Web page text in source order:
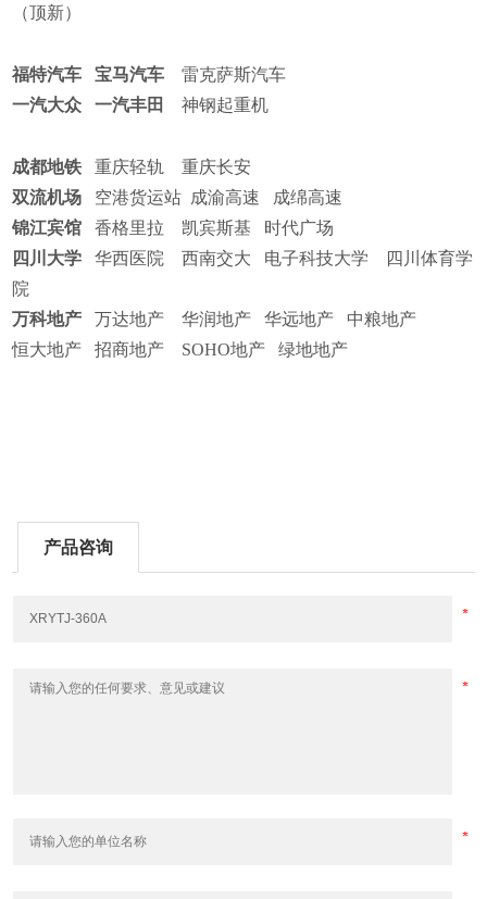
（顶新）
福特汽车 宝马汽车
雷克萨斯汽车
一汽大众
一汽丰田 神钢起重机
成都地铁 重庆轻轨
重庆长安
双流机场
空港货运站 成渝高速
成绵高速
锦江宾馆
香格里拉 凯宾斯基
时代广场
四川大学
华西医院 西南交大 电子科技大学
四川体育学
院
万科地产
万达地产 华润地产 华远地产
中粮地产
恒大地产
招商地产 SOHO地产 绿地地产
产品咨询